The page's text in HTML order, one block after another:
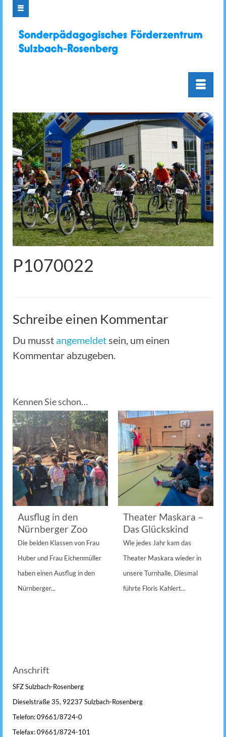
P1070022
Schreibe einen Kommentar
Du musst angemeldetsein, um einen
Kommentar abzugeben.
Kennen Sie schon…
Ausflug in den
Nürnberger Zoo
Die beiden Klassen von Frau
Huber und Frau Eichenmüller
haben einen Ausflug in den
Nürnberger...
Theater Maskara –
Das Glückskind
Wie jedes Jahr kam das
Theater Maskara wieder in
unsere Turnhalle. Diesmal
führte Floris Kahlert...
Anschrift
SFZ Sulzbach-Rosenberg
Dieselstraße 35, 92237 Sulzbach-Rosenberg
Telefon: 09661/8724-0
Telefax: 09661/8724-101